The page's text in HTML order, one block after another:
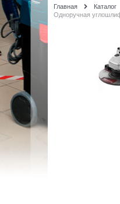
Главная Каталог
Одноручная